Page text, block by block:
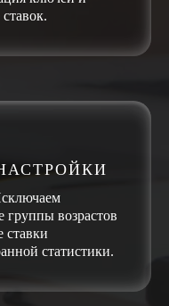
группы возрастов
ставки
статистики.